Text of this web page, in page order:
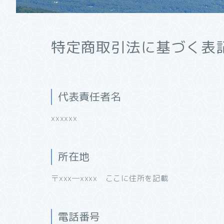
特定商取引法に基づく表
代表責任者名
xxxxxx
所在地
〒xxx―xxxx ここに住所を記載
電話番号